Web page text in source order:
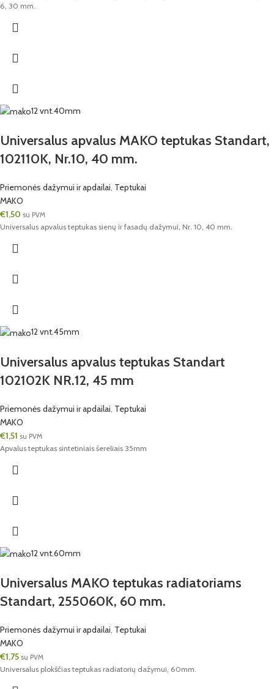
6, 30 mm.
12 vnt.40mm
Universalus apvalus MAKO teptukas Standart,
102110K, Nr.10, 40 mm.
Priemonės dažymui ir apdailai, Teptukai
MAKO
€1,50 su PVM
Universalus apvalus teptukas sienų ir fasadų dažymui, Nr. 10, 40 mm.
12 vnt.45mm
Universalus apvalus teptukas Standart
102102K NR.12, 45 mm
Priemonės dažymui ir apdailai, Teptukai
MAKO
€1,51 su PVM
Apvalus teptukas sintetiniais šereliais 35mm
12 vnt.60mm
Universalus MAKO teptukas radiatoriams
Standart, 255060K, 60 mm.
Priemonės dažymui ir apdailai, Teptukai
MAKO
€1,75 su PVM
Universalus plokščias teptukas radiatorių dažymui, 60mm.